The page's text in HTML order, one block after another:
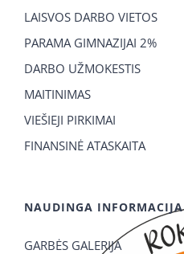
LAISVOS DARBO VIETOS
PARAMA GIMNAZIJAI 2%
DARBO UŽMOKESTIS
MAITINIMAS
VIEŠIEJI PIRKIMAI
FINANSINĖ ATASKAITA
NAUDINGA INFORMACIJA
GARBĖS GALERIJA